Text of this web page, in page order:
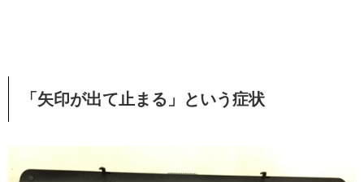
「矢印が出て止まる」という症状